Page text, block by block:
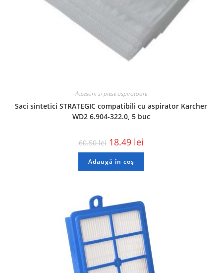
Accesorii si piese aspiratoare
Saci sintetici STRATEGIC compatibili cu aspirator Karcher
WD2 6.904-322.0, 5 buc
60.50lei 18.49 lei
Adaugă în coș